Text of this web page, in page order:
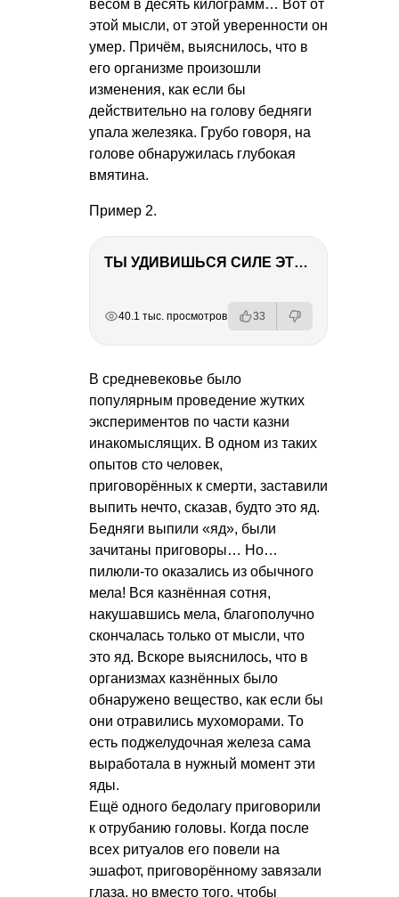
весом в десять килограмм… Вот от
этой мысли, от этой уверенности он
умер. Причём, выяснилось, что в
его организме произошли
изменения, как если бы
действительно на голову бедняги
упала железяка. Грубо говоря, на
голове обнаружилась глубокая
вмятина.
Пример 2.
ТЫ УДИВИШЬСЯ СИЛЕ ЭТО ЧЕЛОВЕКА! Блог о нашей поездке в Вышний Волочек
40.1 тыс. просмотров 33
В средневековье было
популярным проведение жутких
экспериментов по части казни
инакомыслящих. В одном из таких
опытов сто человек,
приговорённых к смерти, заставили
выпить нечто, сказав, будто это яд.
Бедняги выпили «яд», были
зачитаны приговоры… Но…
пилюли-то оказались из обычного
мела! Вся казнённая сотня,
накушавшись мела, благополучно
скончалась только от мысли, что
это яд. Вскоре выяснилось, что в
организмах казнённых было
обнаружено вещество, как если бы
они отравились мухоморами. То
есть поджелудочная железа сама
выработала в нужный момент эти
яды.
Ещё одного бедолагу приговорили
к отрубанию головы. Когда после
всех ритуалов его повели на
эшафот, приговорённому завязали
глаза, но вместо того, чтобы